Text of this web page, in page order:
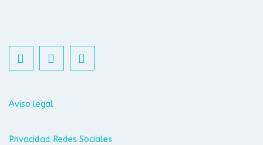
Aviso legal
Privacidad Redes Sociales